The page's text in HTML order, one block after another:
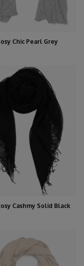
Chic Pearl Grey
Cashmy Solid Black